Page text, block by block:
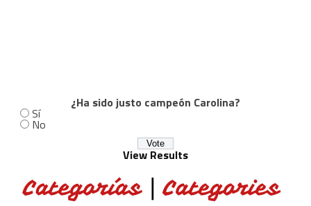
¿Ha sido justo campeón Carolina?
Sí
No
View Results